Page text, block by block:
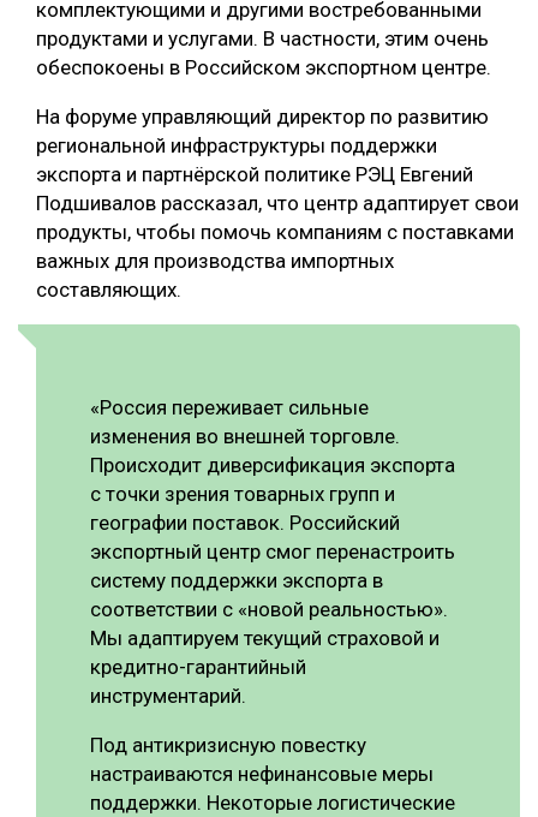
комплектующими и другими востребованными
продуктами и услугами. В частности, этим очень
обеспокоены в Российском экспортном центре.
На форуме управляющий директор по развитию
региональной инфраструктуры поддержки
экспорта и партнёрской политике РЭЦ Евгений
Подшивалов рассказал, что центр адаптирует свои
продукты, чтобы помочь компаниям с поставками
важных для производства импортных
составляющих.
«Россия переживает сильные
изменения во внешней торговле.
Происходит диверсификация экспорта
с точки зрения товарных групп и
географии поставок. Российский
экспортный центр смог перенастроить
систему поддержки экспорта в
соответствии с «новой реальностью».
Мы адаптируем текущий страховой и
кредитно-гарантийный
инструментарий.
Под антикризисную повестку
настраиваются нефинансовые меры
поддержки. Некоторые логистические